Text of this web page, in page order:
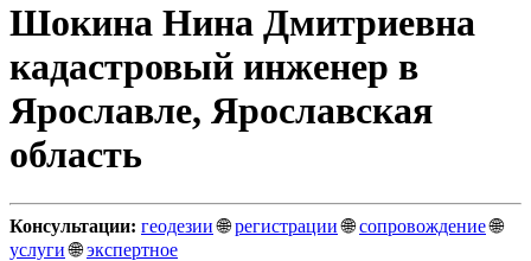
Шокина Нина Дмитриевна
кадастровый инженер в
Ярославле, Ярославская
область
Консультации: геодезии🌐регистрации🌐сопровождение🌐
услуги🌐экспертное